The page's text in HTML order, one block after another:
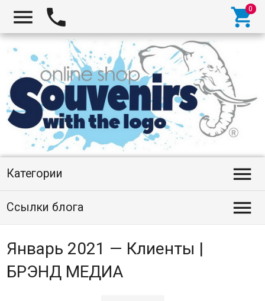
  
Категории 
Ссылки блога 
Январь 2021 — Клиенты |
БРЭНД МЕДИА